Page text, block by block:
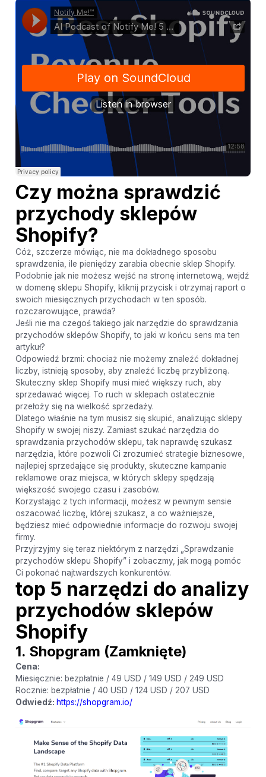
Czy można sprawdzić
przychody sklepów
Shopify?
Cóż, szczerze mówiąc, nie ma dokładnego sposobu
sprawdzenia, ile pieniędzy zarabia obecnie sklep Shopify.
Podobnie jak nie możesz wejść na stronę internetową, wejdź
w domenę sklepu Shopify, kliknij przycisk i otrzymaj raport o
swoich miesięcznych przychodach w ten sposób.
rozczarowujące, prawda?
Jeśli nie ma czegoś takiego jak narzędzie do sprawdzania
przychodów sklepów Shopify, to jaki w końcu sens ma ten
artykuł?
Odpowiedź brzmi: chociaż nie możemy znaleźć dokładnej
liczby, istnieją sposoby, aby znaleźć liczbę przybliżoną.
Skuteczny sklep Shopify musi mieć większy ruch, aby
sprzedawać więcej. To ruch w sklepach ostatecznie
przełoży się na wielkość sprzedaży.
Dlatego właśnie na tym musisz się skupić, analizując sklepy
Shopify w swojej niszy. Zamiast szukać narzędzia do
sprawdzania przychodów sklepu, tak naprawdę szukasz
narzędzia, które pozwoli Ci zrozumieć strategie biznesowe,
najlepiej sprzedające się produkty, skuteczne kampanie
reklamowe oraz miejsca, w których sklepy spędzają
większość swojego czasu i zasobów.
Korzystając z tych informacji, możesz w pewnym sensie
oszacować liczbę, której szukasz, a co ważniejsze,
będziesz mieć odpowiednie informacje do rozwoju swojej
firmy.
Przyjrzyjmy się teraz niektórym z narzędzi „Sprawdzanie
przychodów sklepu Shopify” i zobaczmy, jak mogą pomóc
Ci pokonać najtwardszych konkurentów.
top 5 narzędzi do analizy
przychodów sklepów
Shopify
1. Shopgram (Zamknięte)
Cena:
Miesięcznie: bezpłatnie / 49 USD / 149 USD / 249 USD
Rocznie: bezpłatnie / 40 USD / 124 USD / 207 USD
Odwiedź: https://shopgram.io/